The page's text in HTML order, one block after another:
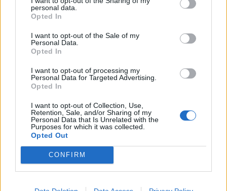
personal data.
Opted In
I want to opt-out of the Sale of my
Personal Data.
Opted In
I want to opt-out of processing my
Personal Data for Targeted Advertising.
Opted In
I want to opt-out of Collection, Use,
Retention, Sale, and/or Sharing of my
Personal Data that Is Unrelated with the
Purposes for which it was collected.
Opted Out
CONFIRM
román-magyar
szóljon hozzá!